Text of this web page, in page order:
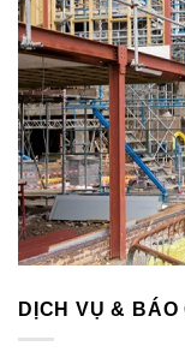
DỊCH VỤ & BÁO